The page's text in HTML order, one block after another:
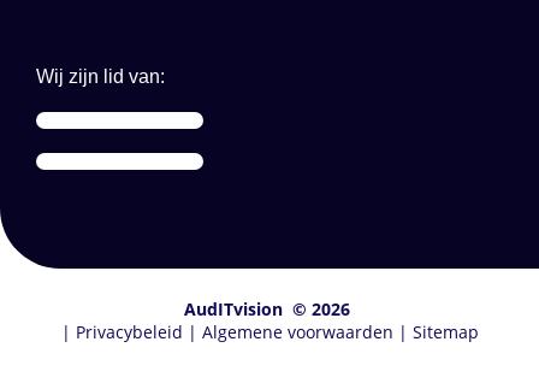
Wij zijn lid van:
AudITvision © 2026
| Privacybeleid | Algemene voorwaarden | Sitemap